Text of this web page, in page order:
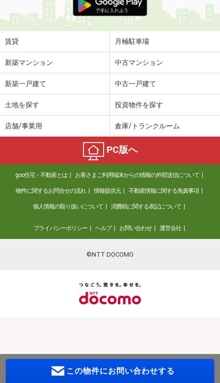
賃貸 月極駐車場
新築マンション 中古マンション
新築一戸建て 中古一戸建て
土地を探す 投資物件を探す
店舗/事業用 倉庫/トランクルーム
PC版へ
goo住宅・不動産とは お客さまご利用端末からの情報の外部送信について
物件に関するお問合せの流れ 情報提供元 不動産情報に関する免責事項
個人情報の取り扱いについて 消費税に関する表記について
プライバシーポリシー ヘルプ お問い合わせ 運営会社
©NTT DOCOMO
この物件にお問い合わせする